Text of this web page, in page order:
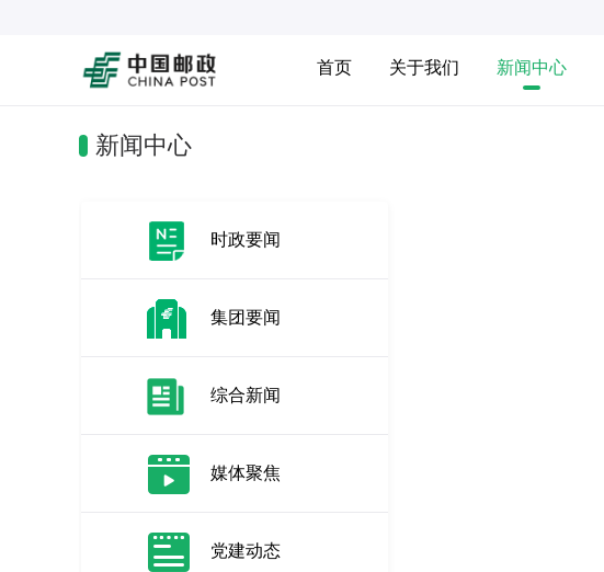
首页 关于我们 新闻中心
新闻中心
时政要闻
集团要闻
综合新闻
媒体聚焦
党建动态